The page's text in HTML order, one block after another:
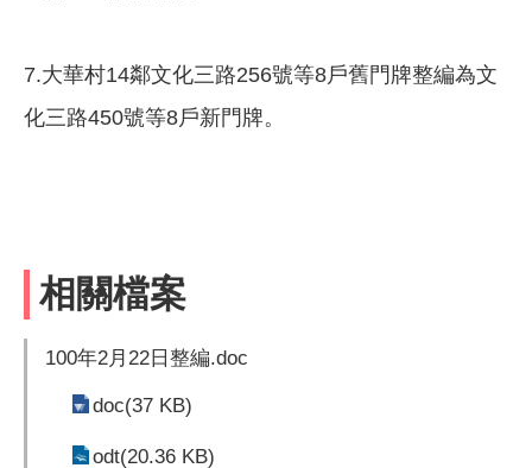
7.大華村14鄰文化三路256號等8戶舊門牌整編為文
化三路450號等8戶新門牌。
相關檔案
100年2月22日整編.doc
doc(37 KB)
odt(20.36 KB)